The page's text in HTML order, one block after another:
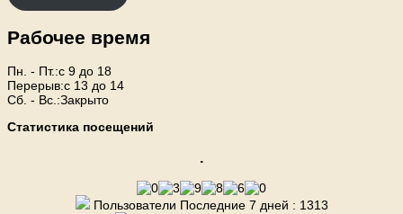
Рабочее время
Пн. - Пт.:с 9 до 18
Перерыв:с 13 до 14
Сб. - Вс.:Закрыто
Статистика посещений
.
Пользователи Последние 7 дней : 1313